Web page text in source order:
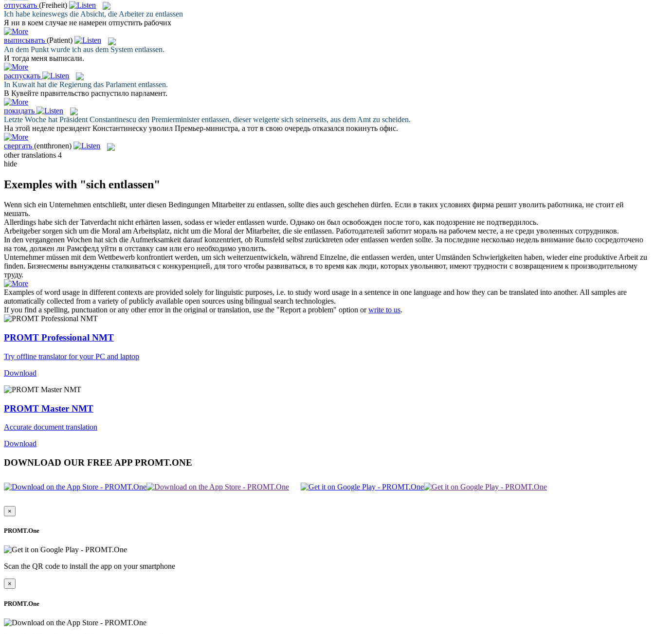
отпускать (Freiheit)
Ich habe keineswegs die Absicht, die Arbeiter zu entlassen
Я ни в коем случае не намерен отпустить рабочих
выписывать (Patient)
An dem Punkt wurde ich aus dem System entlassen.
И тогда меня выписали.
распускать
In Kuwait hat die Regierung das Parlament entlassen.
В Кувейте правительство распустило парламент.
покидать
Letzte Woche hat Präsident Constantinescu den Premierministerentlassen, dieser weigerte sich seinerseits, aus dem Amt zu scheiden.
На этой неделе президент Константинеску уволил Премьер-министра, а тот в свою очередь отказался покинуть офис.
свергать (entthronen)
other translations 4
hide
Exemples with "sich entlassen"
Wenn sich ein Unternehmen entschließt, unter diesen Bedingungen Mitarbeiter zu entlassen, sollte dies auch geschehen dürfen. Если в таких условиях фирма решит уволить работника, не стоит ей
мешать.
Allerdings habe sich der Tatverdacht nicht erhärten lassen, sodass er wiederentlassen wurde. Однако он был освобожден после того, как подозрение не подтвердилось.
Arbeitgeber sorgen sich um die Moral am Arbeitsplatz, nicht um die Moral der Mitarbeiter, die sie entlassen. Работодателей заботит мораль на рабочем месте, а не среди уволенных сотрудников.
In den vergangenen Wochen hatsich die Aufmerksamkeit darauf konzentriert, ob Rumsfeld selbst zurücktreten oderentlassen werden sollte. За последние несколько недель внимание было сосредоточено
на том, должен ли Рамсфелд уйти в отставку сам или его необходимо уволить.
Unternehmer müssen mit dem Wettbewerb konfrontiert werden, um sich weiterzuentwickeln, während Einzelne, die entlassen werden, unter Umständen Schwierigkeiten haben, wieder eine produktive Arbeit zu
finden. Бизнесмены вынуждены сталкиваться с конкуренцией, для того чтобы развиваться, в то время как люди, которых увольняют, имеют трудности с возвращением к производительному
труду.
Examples of word usage in different contexts are provided solely for linguistic purposes, i.e. to study word usage in a sentence in one language and how they can be translated into another. All samples are
automatically collected from a variety of publicly available open sources using bilingual search technologies.
If you find a spelling, punctuation or any other error in the original or translation, use the "Report a problem" option orwrite to us.
PROMT Professional NMT
Try offline translator for your PC and laptop
Download
PROMT Master NMT
Accurate document translation
Download
DOWNLOAD OUR FREE APP PROMT.ONE
×
PROMT.One
Scan the QR code to install the app on your smartphone
×
PROMT.One